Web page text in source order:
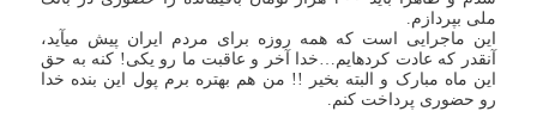
ملی بپردازم.
این ماجرایی است که همه روزه برای مردم ایران پیش می‏آید،
آنقدر که عادت کرده‏ایم…خدا آخر و عاقبت ما رو یکی! کنه به حق
این ماه مبارک و البته بخیر !! من هم بهتره برم پول این بنده خدا
رو حضوری پرداخت کنم.